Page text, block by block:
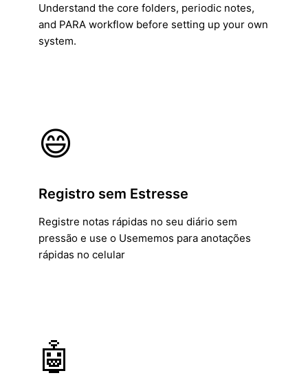
Understand the core folders, periodic notes,
and PARA workflow before setting up your own
system.
😄
Registro sem Estresse
Registre notas rápidas no seu diário sem
pressão e use o Usememos para anotações
rápidas no celular
🤖